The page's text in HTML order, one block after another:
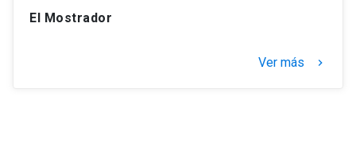
El Mostrador
Ver más keyboard_arrow_right